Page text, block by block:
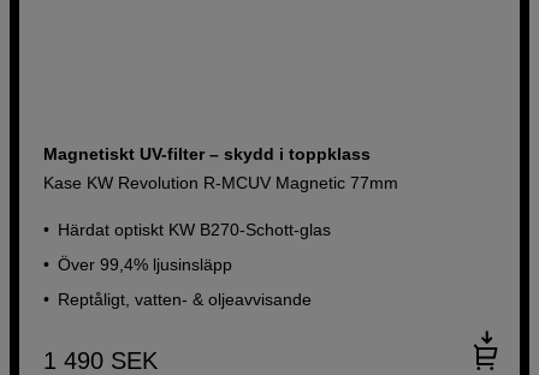
Magnetiskt UV-filter – skydd i toppklass
Kase KW Revolution R-MCUV Magnetic 77mm
Härdat optiskt KW B270-Schott-glas
Över 99,4% ljusinsläpp
Reptåligt, vatten- & oljeavvisande
1 490 SEK